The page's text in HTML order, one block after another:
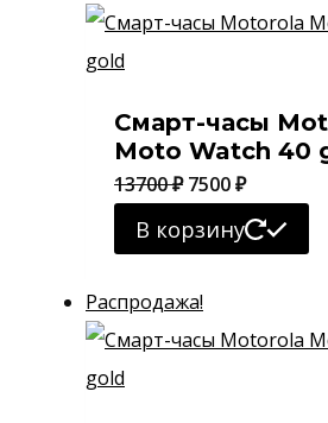
Смарт-часы
Moto Watch 40
13700₽
цена
составляла
13700 ₽.
7500₽Текущая
цена:
7500 ₽.
В корзину
Распродажа!